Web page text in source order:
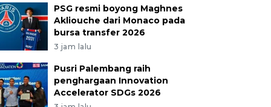
PSG resmi boyong Maghnes
Akliouche dari Monaco pada
bursa transfer 2026
3 jam lalu
Pusri Palembang raih
penghargaan Innovation
Accelerator SDGs 2026